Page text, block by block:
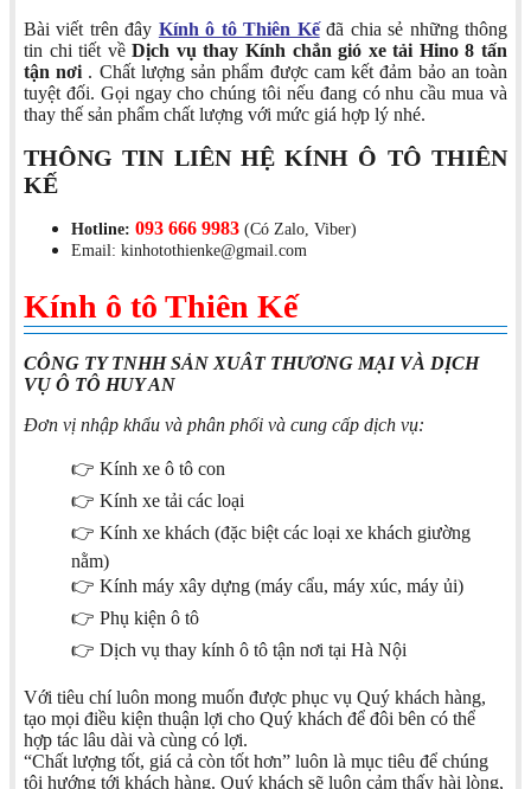
Bài viết trên đây Kính ô tô Thiên Kếđã chia sẻ những thông
tin chi tiết vềDịch vụ thay Kính chắn gió xe tải Hino 8 tấn
tận nơi . Chất lượng sản phẩm được cam kết đảm bảo an toàn
tuyệt đối. Gọi ngay cho chúng tôi nếu đang có nhu cầu mua và
thay thế sản phẩm chất lượng với mức giá hợp lý nhé.
THÔNG TIN LIÊN HỆ KÍNH Ô TÔ THIÊN
KẾ
Hotline: 093 666 9983 (Có Zalo, Viber)
Email: kinhotothienke@gmail.com
Kính ô tô Thiên Kế
CÔNG TY TNHH SẢN XUÂT THƯƠNG MẠI VÀ DỊCH
VỤ Ô TÔ HUY AN
Đơn vị nhập khẩu và phân phối và cung cấp dịch vụ:
👉 Kính xe ô tô con
👉 Kính xe tải các loại
👉 Kính xe khách (đặc biệt các loại xe khách giường
nằm)
👉 Kính máy xây dựng (máy cẩu, máy xúc, máy ủi)
👉 Phụ kiện ô tô
👉 Dịch vụ thay kính ô tô tận nơi tại Hà Nội
Với tiêu chí luôn mong muốn được phục vụ Quý khách hàng,
tạo mọi điều kiện thuận lợi cho Quý khách để đôi bên có thể
hợp tác lâu dài và cùng có lợi.
“Chất lượng tốt, giá cả còn tốt hơn” luôn là mục tiêu để chúng
tôi hướng tới khách hàng. Quý khách sẽ luôn cảm thấy hài lòng,